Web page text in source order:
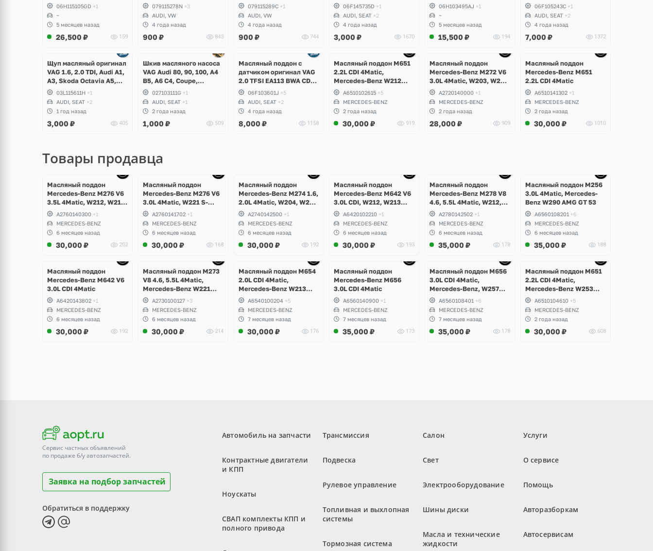
06H115105GD +1
~
5 месяцев назад
26,500 ₽ 159
Q7, Volkswagen Touareg
079115278N +3
AUDI, VW
4 года назад
900 ₽ 843
Q7, Volkswagen Touareg
079115289C +1
AUDI, VW
4 года назад
900 ₽ 744
A3, TT, Volkswagen Golf
V GTI, Passat B6, Eos,
Skoda Octavia A5 RS,
Seat Leon Cupra
06F145735D +1
AUDI, SEAT +2
4 года назад
3,000 ₽ 1670
06H103495AJ +1
~
5 месяцев назад
15,500 ₽ 194
CDLA, CDLC, Audi,
Volkswagen, Skoda, Seat
06F105243C +1
AUDI, SEAT +2
4 года назад
7,000 ₽ 1372
Щуп масляный оригинал
VAG 1.6, 2.0 TDI, Audi A1,
A3, Skoda Octavia A5,
Superb, Yeti, Rapid,
Volkswagen Golf V, VI,
Plus, Jetta, Scirocco,
Caddy, Passat B6, B7,
Polo, Touran, Seat Leon,
03L115611H +1
AUDI, SEAT +2
1 год назад
3,000 ₽ 405
Шкив масляного насоса
VAG Audi 80, 90, 100, A4
B5, A6 C4, Coupe,
Volkswagen Golf 1, 2, 3,
Corrado, Scirocco, Jetta,
Passat B2, B3, B4, B5,
Seat Toledo, Cordoba,
Ibiza
027103111G +1
AUDI, SEAT +1
2 года назад
1,000 ₽ 509
Масляный поддон с
датчиком оригинал VAG
2.0 TFSI EA113 BWA CDLA
CDLC CDLG
06F103601J +5
AUDI, SEAT +2
4 года назад
8,000 ₽ 1158
Масляный поддон M651
2.2L CDI 4Matic,
Mercedes-Benz W212
E250d, W204 GLK
A6510102615 +5
MERCEDES-BENZ
2 года назад
30,000 ₽ 919
Масляный поддон
Mercedes-Benz M272 V6
3.0L 4Matic, W203, W204
C-Class, GLK, W211,
W212 E-Class, W221 S-
Class, W164 ML, W251 R-
Class, W639 Vito
A2720140000 +1
MERCEDES-BENZ
2 года назад
28,000 ₽ 909
Масляный поддон
Mercedes-Benz M651
2.2L CDI 4Matic
A6510141302 +1
MERCEDES-BENZ
2 года назад
30,000 ₽ 1010
Товары продавца
Масляный поддон
Mercedes-Benz M276 V6
3.5L 4Matic, W212, W213,
W207, W253 GLC 43
AMG, GLE W166, GLK
X204, W217, W221, W222
S-Class, Maybach
A2760140300 +1
MERCEDES-BENZ
6 месяцев назад
30,000 ₽ 202
Масляный поддон
Mercedes-Benz M276 V6
3.0L 4Matic, W221 S-
ClassA2760141702 +1
MERCEDES-BENZ
6 месяцев назад
30,000 ₽ 168
Масляный поддон
Mercedes-Benz M274 1.6,
2.0L 4Matic, W204, W205
C-Class, GLK, W212,
W213 E-Class, W253 GLC
A2740142500 +1
MERCEDES-BENZ
6 месяцев назад
30,000 ₽ 192
Масляный поддон
Mercedes-Benz M642 V6
3.0L CDI, W212, W213
E350d, W463 G350d,
W253 GLC 350d, W166
GL, GLE, GLS, W292
GLE350d, W251 R350d,
W217, W222 S400d
A6420102210 +1
MERCEDES-BENZ
6 месяцев назад
30,000 ₽ 193
Масляный поддон
Mercedes-Benz M278 V8
4.6, 5.5L 4Matic, W212,
W207 E500, E63 AMG,
W216 CL500, W218 CLS
500, 63, W166 ML, GLS,
GLE 63S, W217, W221,
W222 S63, S500
A2780142502 +1
MERCEDES-BENZ
6 месяцев назад
35,000 ₽ 178
Масляный поддон M256
3.0L 4Matic, Mercedes-
Benz W290 AMG GT 53
A6560108201 +6
MERCEDES-BENZ
6 месяцев назад
35,000 ₽ 188
Масляный поддон
Mercedes-Benz M642 V6
3.0L CDI 4Matic
A6420143802 +1
MERCEDES-BENZ
6 месяцев назад
30,000 ₽ 192
Масляный поддон M273
V8 4.6, 5.5L 4Matic,
Mercedes-Benz W221
S500A2730100127 +3
MERCEDES-BENZ
6 месяцев назад
30,000 ₽ 214
Масляный поддон M654
2.0L CDI 4Matic,
Mercedes-Benz W213
E220dA6540100204 +5
MERCEDES-BENZ
7 месяцев назад
30,000 ₽ 176
Масляный поддон
Mercedes-Benz M656
3.0L CDI 4Matic
A6560140900 +1
MERCEDES-BENZ
7 месяцев назад
35,000 ₽ 173
Масляный поддон M656
3.0L CDI 4Matic,
Mercedes-Benz, W257
CLS 400d
A6560108401 +6
MERCEDES-BENZ
7 месяцев назад
35,000 ₽ 178
Масляный поддон M651
2.2L CDI 4Matic,
Mercedes-Benz W253
GLC 220d
A6510104610 +5
MERCEDES-BENZ
2 года назад
30,000 ₽ 608
Сервис частных объявлений
по продаже б/уавтозапчастей.
Заявка на подбор запчастей
Обратиться в поддержку
Автомобиль на запчасти
Контрактные двигатели
и КПП
Ноускаты
СВАП комплекты КПП и
полного привода
Трансмиссия
Подвеска
Рулевое управление
Топливная и выхлопная
системы
Тормозная система
Салон
Свет
Электрооборудование
Шины диски
Масла и технические
жидкости
Услуги
О сервисе
Помощь
Авторазборкам
Автосервисам